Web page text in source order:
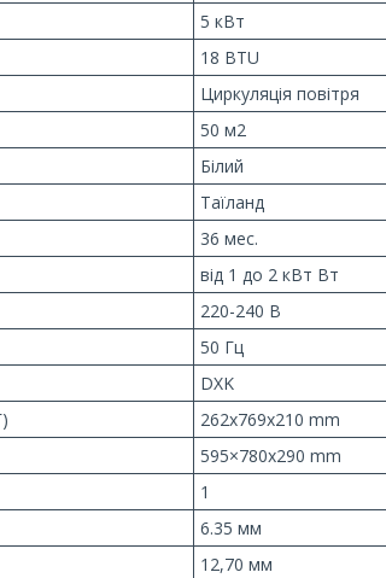
5 кВт
18 BTU
Циркуляція повітря
50 м2
Білий
Таїланд
36 мес.
від 1 до 2 кВт Вт
220-240 В
50 Гц
DXK
262x769x210 mm
595×780x290 mm
1
6.35 мм
12,70 мм